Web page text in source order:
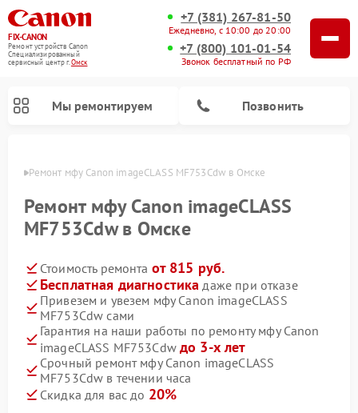
FIX-CANON
Ремонт устройств Canon
Специализированный
cервисный центр г.Омск
+7 (381) 267-81-50
Ежедневно, с 10:00 до 20:00
+7 (800) 101-01-54
Звонок бесплатный по РФ
Мы ремонтируем Позвонить
Ремонт мфу Canon imageCLASS MF753Cdw в Омске
Ремонт мфу Canon imageCLASS
MF753Cdw в Омске
Стоимость ремонта от 815 руб.
Бесплатная диагностика даже при отказе
Привезем и увезем мфу Canon imageCLASS
MF753Cdw сами
Гарантия на наши работы по ремонту мфу Canon
imageCLASS MF753Cdw до 3-х лет
Срочный ремонт мфу Canon imageCLASS
MF753Cdw в течении часа
Скидка для вас до 20%